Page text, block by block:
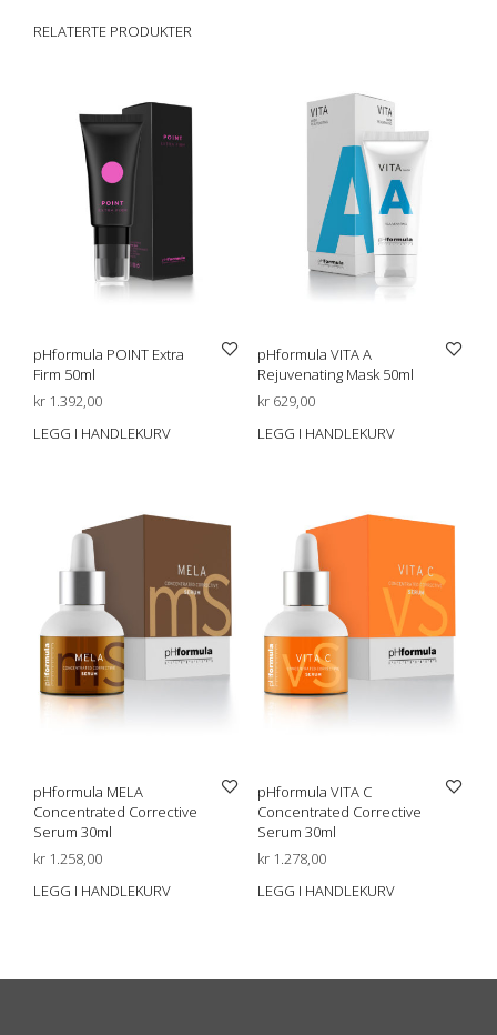
RELATERTE PRODUKTER
pHformula POINT Extra
Firm 50ml
kr 1.392,00
LEGG I HANDLEKURV
pHformula VITA A
Rejuvenating Mask 50ml
kr629,00
LEGG I HANDLEKURV
pHformula MELA
Concentrated Corrective
Serum 30ml
kr 1.258,00
LEGG I HANDLEKURV
pHformula VITA C
Concentrated Corrective
Serum 30ml
kr1.278,00
LEGG I HANDLEKURV